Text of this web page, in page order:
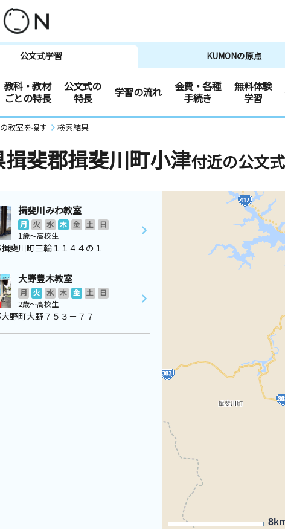
公文式学習 KUMONの原点
教科・教材
ごとの特長
公文式の
特長
学習の流れ
会費・各種
手続き
無料体験
学習
教室を探す 検索結果
揖斐郡揖斐川町小津付近の公文
揖斐川みわ教室
月 火 水 木 金 土
日
1歳～高校生
斐川町三輪１１４４の１
大野豊木教室
月 火 水 木 金 土
日
2歳～高校生
野町大野７５３－７７